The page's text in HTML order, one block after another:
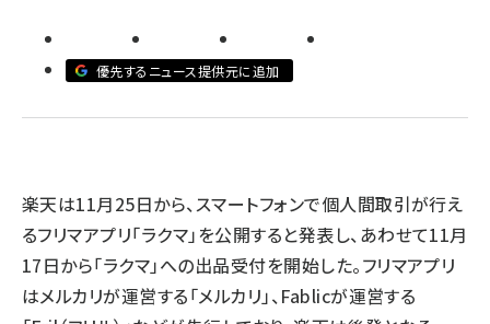
base (1083)
優先するニュース提供元に追加
楽天は11月25日から、スマートフォンで個人間取引が行え
るフリマアプリ「ラクマ」を公開すると発表し、あわせて11月
17日から「ラクマ」への出品受付を開始した。フリマアプリ
はメルカリが運営する「メルカリ」、Fablicが運営する